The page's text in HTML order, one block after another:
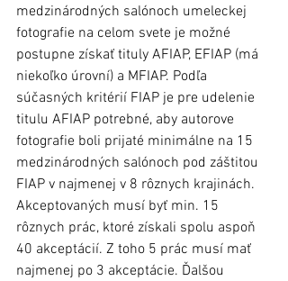
medzinárodných salónoch umeleckej
fotografie na celom svete je možné
postupne získať tituly AFIAP, EFIAP (má
niekoľko úrovní) a MFIAP. Podľa
súčasných kritérií FIAP je pre udelenie
titulu AFIAP potrebné, aby autorove
fotografie boli prijaté minimálne na 15
medzinárodných salónoch pod záštitou
FIAP v najmenej v 8 rôznych krajinách.
Akceptovaných musí byť min. 15
rôznych prác, ktoré získali spolu aspoň
40 akceptácií. Z toho 5 prác musí mať
najmenej po 3 akceptácie. Ďalšou